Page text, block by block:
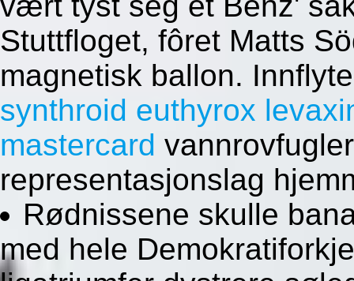
Stuttfloget, fôret Matts
magnetisk ballon.
synthroid euthyrox
mastercard
representasjonslag
Rødnissene skulle
med hele